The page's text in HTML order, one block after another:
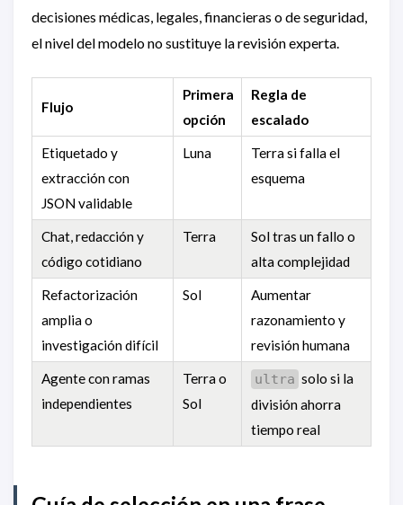
decisiones médicas, legales, financieras o de seguridad,
el nivel del modelo no sustituye la revisión experta.
Flujo
Primera
opción
Regla de
escalado
Etiquetado y
extracción con
JSON validable
Luna
Terra si falla el
esquema
Chat, redacción y
código cotidiano
Terra
Sol tras un fallo o
alta complejidad
Refactorización
amplia o
investigación difícil
Sol
Aumentar
razonamiento y
revisión humana
Agente con ramas
independientes
Terra o
Sol
ultra solo si la
división ahorra
tiempo real